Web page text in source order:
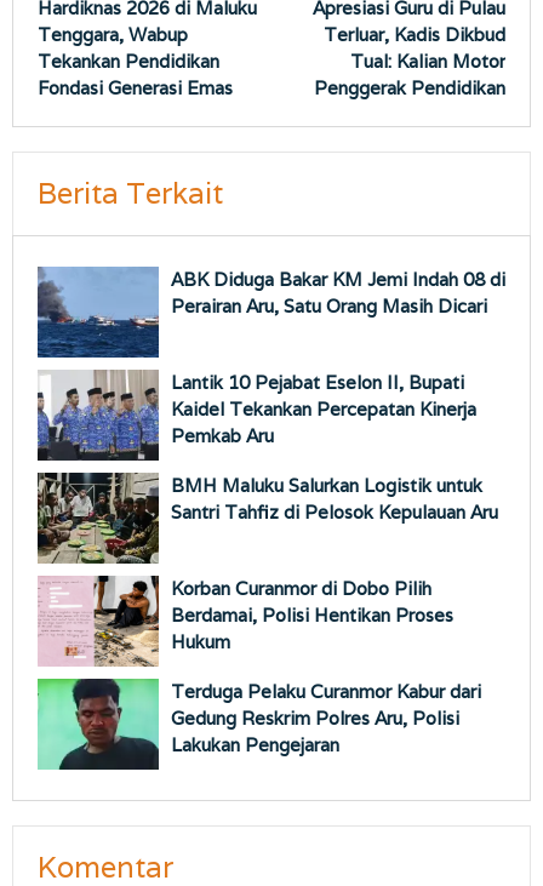
pos
Hardiknas 2026 di Maluku
Tenggara, Wabup
Tekankan Pendidikan
Fondasi Generasi Emas
Apresiasi Guru di Pulau
Terluar, Kadis Dikbud
Tual: Kalian Motor
Penggerak Pendidikan
Berita Terkait
ABK Diduga Bakar KM Jemi Indah 08 di
Perairan Aru, Satu Orang Masih Dicari
Lantik 10 Pejabat Eselon II, Bupati
Kaidel Tekankan Percepatan Kinerja
Pemkab Aru
BMH Maluku Salurkan Logistik untuk
Santri Tahfiz di Pelosok Kepulauan Aru
Korban Curanmor di Dobo Pilih
Berdamai, Polisi Hentikan Proses
Hukum
Terduga Pelaku Curanmor Kabur dari
Gedung Reskrim Polres Aru, Polisi
Lakukan Pengejaran
Komentar